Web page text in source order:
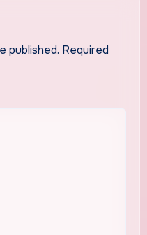
published. Required